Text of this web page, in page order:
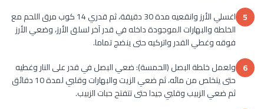
5
اغسلي الأرز وانقعيه مدة 30 دقيقة، ثم قدري 14 كوب مرق اللحم مع
الخلطة والبهارات الموجودة داخله في قدر آخر لسلق الأرز، وضعي الأرز
فوقه وغطي القدر واتركيه حتى ينضج تماما.
6 ولعمل خلطة البصل (الحمسة): ضعي البصل في قدر على النار وغطيه
حتى يتخلص من مائه، ثم ضعي الزيت والبهارات وقلبي لمدة 10 دقائق
ثم ضعي الزبيب وقلبي جيدا حتى تتفتح حبات الزبيب.